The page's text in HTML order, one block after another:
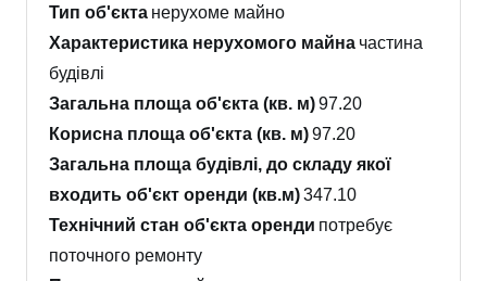
Тип об'єкта нерухоме майно
Характеристика нерухомого майна частина
будівлі
Загальна площа об'єкта (кв. м)97.20
Корисна площа об'єкта (кв. м)97.20
Загальна площа будівлі, до складу якої
входить об'єкт оренди (кв.м)347.10
Технічний стан об'єкта оренди потребує
поточного ремонту